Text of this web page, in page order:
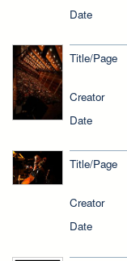
Date
Title/Page
Creator
Date
Title/Page
Creator
Date